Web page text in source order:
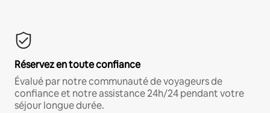
Réservez en toute confiance
Évalué par notre communauté de voyageurs de
confiance et notre assistance 24h/24 pendant votre
séjour longue durée.